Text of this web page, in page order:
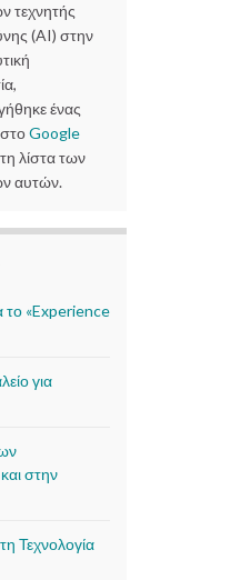
τεχνητής
(AI) στην
ένας
στοGoogle
λίστα των
αυτών.
το «Experience
για
στην
Τεχνολογία